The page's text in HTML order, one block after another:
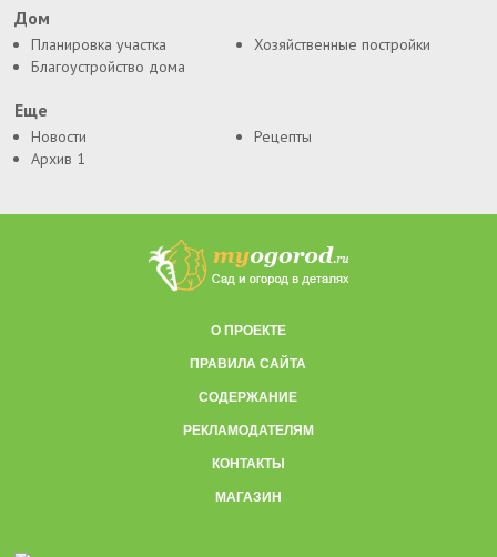
Дом
Планировка участка
Хозяйственные постройки
Благоустройство дома
Еще
Новости
Рецепты
Архив 1
О ПРОЕКТЕ
ПРАВИЛА САЙТА
СОДЕРЖАНИЕ
РЕКЛАМОДАТЕЛЯМ
КОНТАКТЫ
МАГАЗИН